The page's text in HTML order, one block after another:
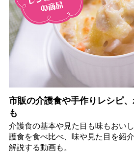
市販の介護食や手作りレシピ
も
介護食の基本や見た目も味もおい
護食を食べ比べ、味や見た目を紹
解説する動画も。